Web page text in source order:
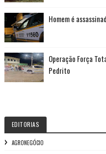
Homem é
Operação Força
Pedrito
EDITORIAS
AGRONEGÓCIO